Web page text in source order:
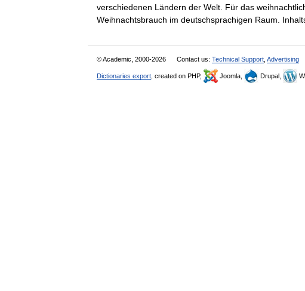
verschiedenen Ländern der Welt. Für das
Weihnachtsbrauch im deutschsprachigen Raum.
© Academic, 2000-2026 Contact us: Technical Support Advertising
Dictionaries export , created on PHP, Joomla, Drupal,